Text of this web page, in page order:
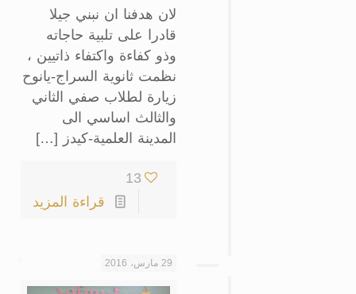
لان هدفنا ان نبني جيلا
قادرا على تلبية حاجاته
وذو كفاءة واكتفاء ذاتيين ،
نظمت ثانوية السراج-يانوح
زيارة لطلاب صفي الثاني
والثالث اساسي الى
المدينة العلمية-كيدز […]
13
قراءة المزيد
29 مارس، 2016